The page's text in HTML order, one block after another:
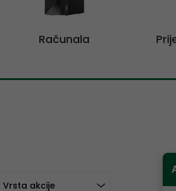
Računala
Vrsta akcije